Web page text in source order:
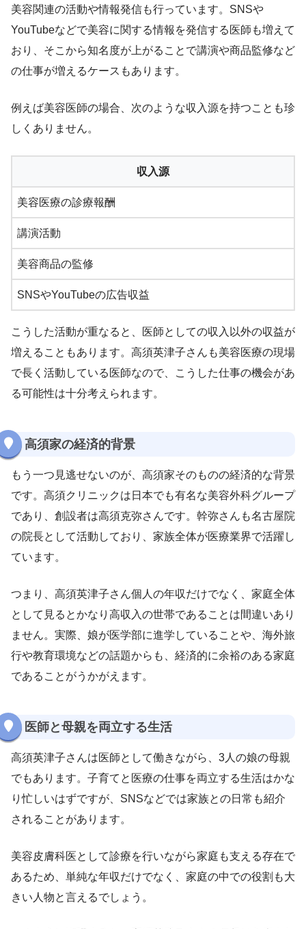
美容関連の活動や情報発信も行っています。SNSや
YouTubeなどで美容に関する情報を発信する医師も増えて
おり、そこから知名度が上がることで講演や商品監修など
の仕事が増えるケースもあります。
例えば美容医師の場合、次のような収入源を持つことも珍
しくありません。
収入源
美容医療の診療報酬
講演活動
美容商品の監修
SNSやYouTubeの広告収益
こうした活動が重なると、医師としての収入以外の収益が
増えることもあります。高須英津子さんも美容医療の現場
で長く活動している医師なので、こうした仕事の機会があ
る可能性は十分考えられます。
高須家の経済的背景
もう一つ見逃せないのが、高須家そのものの経済的な背景
です。高須クリニックは日本でも有名な美容外科グループ
であり、創設者は高須克弥さんです。幹弥さんも名古屋院
の院長として活動しており、家族全体が医療業界で活躍し
ています。
つまり、高須英津子さん個人の年収だけでなく、家庭全体
として見るとかなり高収入の世帯であることは間違いあり
ません。実際、娘が医学部に進学していることや、海外旅
行や教育環境などの話題からも、経済的に余裕のある家庭
であることがうかがえます。
医師と母親を両立する生活
高須英津子さんは医師として働きながら、3人の娘の母親
でもあります。子育てと医療の仕事を両立する生活はかな
り忙しいはずですが、SNSなどでは家族との日常も紹介
されることがあります。
美容皮膚科医として診療を行いながら家庭も支える存在で
あるため、単純な年収だけでなく、家庭の中での役割も大
きい人物と言えるでしょう。